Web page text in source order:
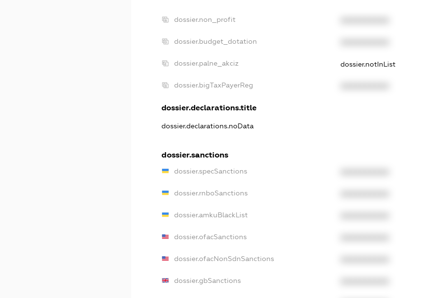
dossier.non_profit
dossier.budget_dotation
dossier.palne_akciz dossier.notInList
dossier.bigTaxPayerReg
dossier.declarations.title
dossier.declarations.noData
dossier.sanctions
dossier.specSanctions
dossier.rnboSanctions
dossier.amkuBlackList
dossier.ofacSanctions
dossier.ofacNonSdnSanctions
dossier.gbSanctions